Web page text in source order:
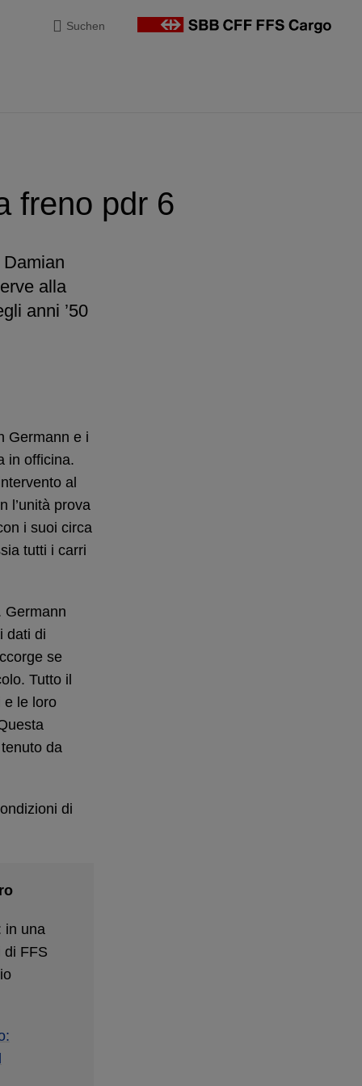
Suchen
freno pdr 6
alla
anni ’50
Germann e i
in officina.
al
l’unità prova
i suoi circa
tutti i carri
Germann
dati di
se
Tutto il
e le loro
da
di
in una
di FFS